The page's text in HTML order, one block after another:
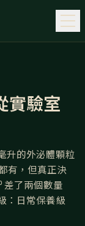
實驗室
升的外泌體顆粒
有，但真正決
差了兩個數量
：日常保養級